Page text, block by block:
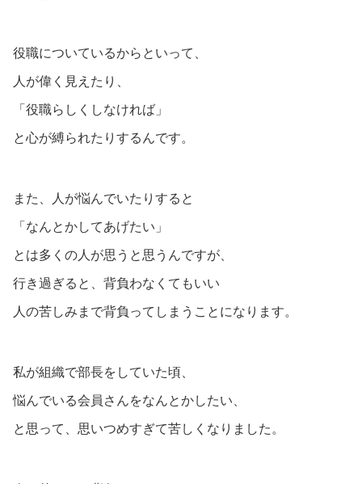
役職についているからといって、
人が偉く見えたり、
「役職らしくしなければ」
と心が縛られたりするんです。
また、人が悩んでいたりすると
「なんとかしてあげたい」
とは多くの人が思うと思うんですが、
行き過ぎると、背負わなくてもいい
人の苦しみまで背負ってしまうことになります。
私が組織で部長をしていた頃、
悩んでいる会員さんをなんとかしたい、
と思って、思いつめすぎて苦しくなりました。